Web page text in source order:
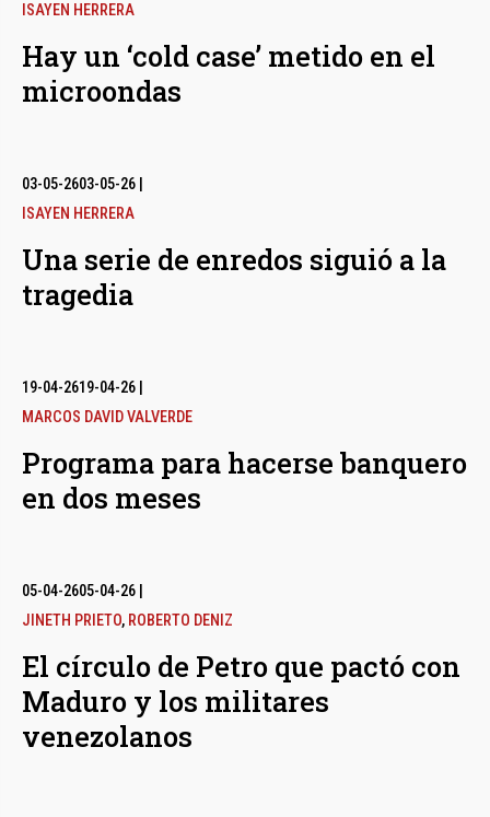
ISAYEN HERRERA
Hay un ‘cold case’ metido en el
microondas
03-05-2603-05-26
ISAYEN HERRERA
Una serie de enredos siguió a la
tragedia
19-04-2619-04-26
MARCOS DAVID VALVERDE
Programa para hacerse banquero
en dos meses
05-04-2605-04-26
JINETH PRIETO, ROBERTO DENIZ
El círculo de Petro que pactó con
Maduro y los militares
venezolanos